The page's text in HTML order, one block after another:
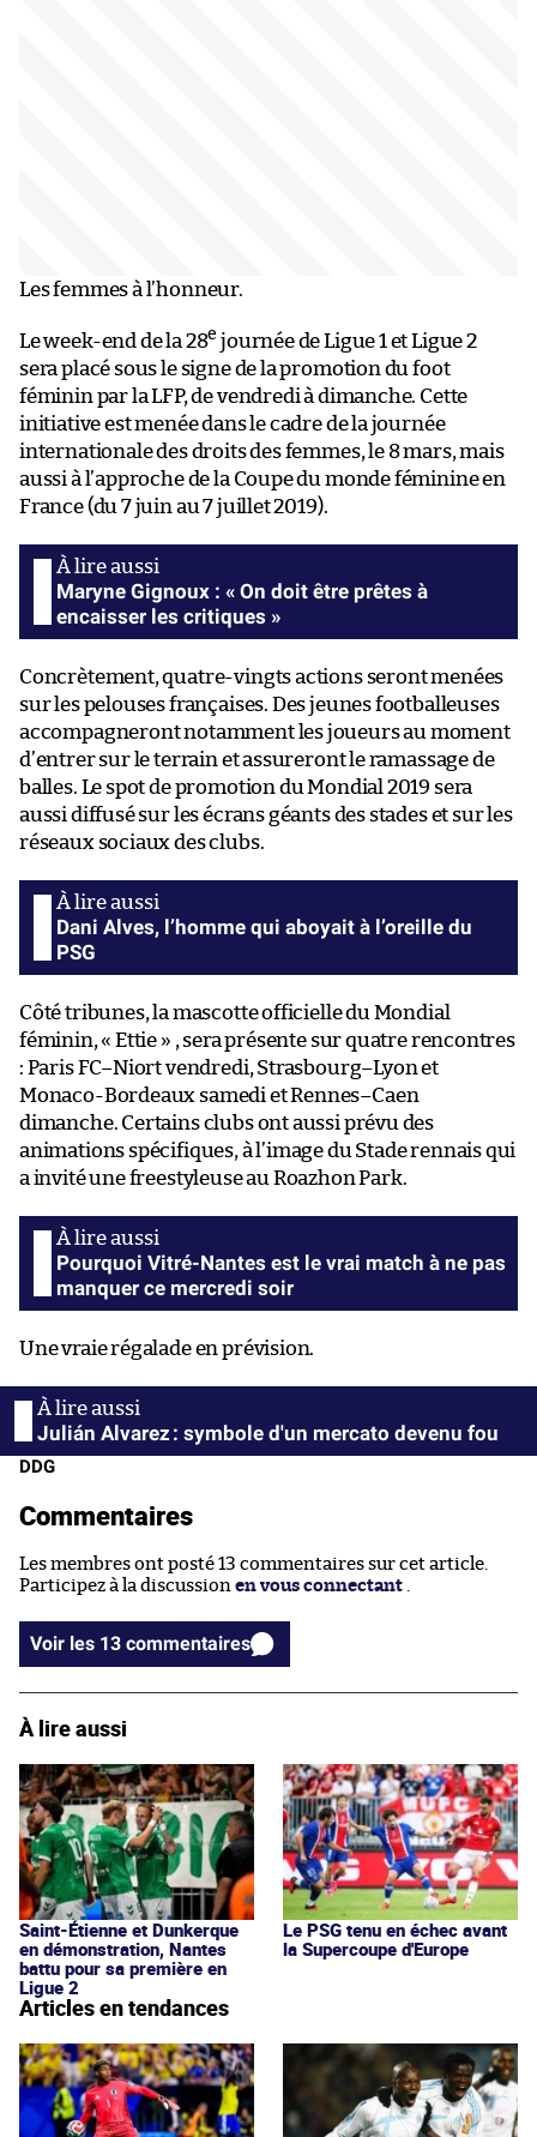
Les femmes à l’honneur.
Le week-end de la 28e journée de Ligue 1 et Ligue 2
sera placé sous le signe de la promotion du foot
féminin par la LFP, de vendredi à dimanche. Cette
initiative est menée dans le cadre de la journée
internationale des droits des femmes, le 8 mars, mais
aussi à l’approche de la Coupe du monde féminine en
France (du 7 juin au 7 juillet 2019).
Maryne Gignoux : « On doit être prêtes à
encaisser les critiques »
Concrètement, quatre-vingts actions seront menées
sur les pelouses françaises. Des jeunes footballeuses
accompagneront notamment les joueurs au moment
d’entrer sur le terrain et assureront le ramassage de
balles. Le spot de promotion du Mondial 2019 sera
aussi diffusé sur les écrans géants des stades et sur les
réseaux sociaux des clubs.
Dani Alves, l’homme qui aboyait à l’oreille du
PSG
Côté tribunes, la mascotte officielle du Mondial
féminin, « Ettie » , sera présente sur quatre rencontres
: Paris FC–Niort vendredi, Strasbourg–Lyon et
Monaco-Bordeaux samedi et Rennes–Caen
dimanche. Certains clubs ont aussi prévu des
animations spécifiques, à l’image du Stade rennais qui
a invité une freestyleuse au Roazhon Park.
Pourquoi Vitré-Nantes est le vrai match à ne pas
manquer ce mercredi soir
Une vraie régalade en prévision.
Julián Alvarez : symbole d'un mercato devenu fou
DDG
Commentaires
Les membres ont posté 13 commentaires sur cet article.
Participez à la discussion en vous connectant
Voir les 13 commentaires
À lire aussi
Saint-Étienne et Dunkerque
en démonstration, Nantes
battu pour sa première en
Ligue 2
Le PSG tenu en échec avant
la Supercoupe d'Europe
Articles en tendances